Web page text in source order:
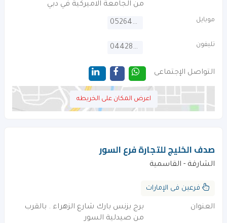
من الجامعة الاميركية في دبي
موبايل 0526466551
تليفون 044280915
التواصل الإجتماعى
اعرض المكان على الخريطه
صدف الخليج للتجارة فرع السور
الشارقة - القاسمية
فرعين فى الإمارات
العنوان
برج بزنس بارك شارع الزهراء . بالقرب
من صيدلية السور